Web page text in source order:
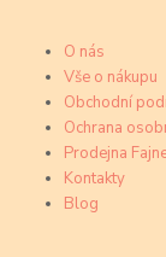
O nás
Vše o nákupu
Obchodní
Ochrana
Prodejna
Kontakty
Blog